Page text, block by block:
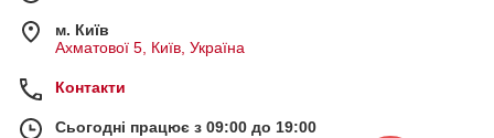
м. Київ
Ахматової 5, Київ, Україна
Контакти
Сьогодні працює з 09:00 до 19:00